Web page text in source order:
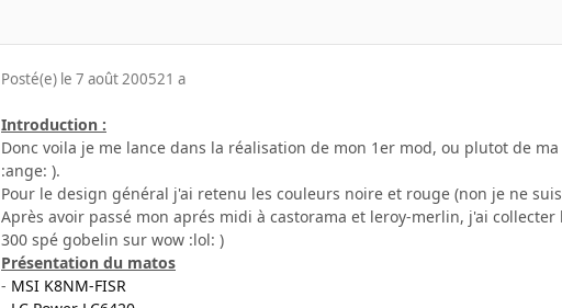
Posté(e) le 7 août 200521 a
Introduction :
Donc voila je me lance dans la réalisation de mon 1er mod, ou plutot de
:ange: ).
Pour le design général j'ai retenu les couleurs noire et rouge (non je ne
Après avoir passé mon aprés midi à castorama et leroy-merlin, j'ai
300 spé gobelin sur wow :lol: )
Présentation du matos
- MSI K8NM-FISR